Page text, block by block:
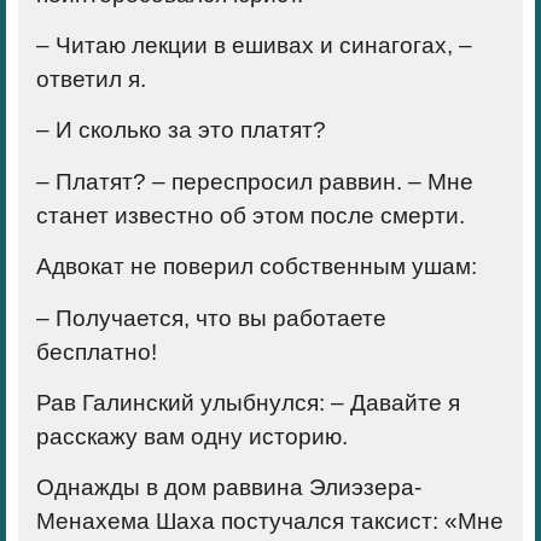
– Читаю лекции в ешивах и синагогах, –
ответил я.
– И сколько за это платят?
– Платят? – переспросил раввин. – Мне
станет известно об этом после смерти.
Адвокат не поверил собственным ушам:
– Получается, что вы работаете
бесплатно!
Рав Галинский улыбнулся: – Давайте я
расскажу вам одну историю.
Однажды в дом раввина Элиэзера-
Менахема Шаха постучался таксист: «Мне